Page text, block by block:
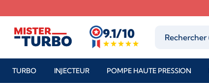
9.1/10
TURBO INJECTEUR POMPE HAUTE PRESSION